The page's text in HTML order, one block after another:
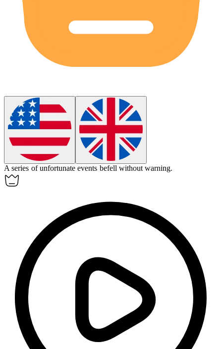
A series of unfortunate events befell without warning.